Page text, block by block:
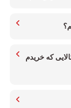
که خریدم